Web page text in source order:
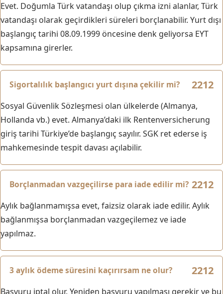
Evet. Doğumla Türk vatandaşı olup çıkma izni alanlar, Türk
vatandaşı olarak geçirdikleri süreleri borçlanabilir. Yurt dışı
başlangıç tarihi 08.09.1999 öncesine denk geliyorsa EYT
kapsamına girerler.
Sigortalılık başlangıcı yurt dışına çekilir mi?
Sosyal Güvenlik Sözleşmesi olan ülkelerde (Almanya,
Hollanda vb.) evet. Almanya’daki ilk Rentenversicherung
giriş tarihi Türkiye’de başlangıç sayılır. SGK ret ederse iş
mahkemesinde tespit davası açılabilir.
Borçlanmadan vazgeçilirse para iade edilir mi?
Aylık bağlanmamışsa evet, faizsiz olarak iade edilir. Aylık
bağlanmışsa borçlanmadan vazgeçilemez ve iade
yapılmaz.
3 aylık ödeme süresini kaçırırsam ne olur?
Başvuru iptal olur. Yeniden başvuru yapılması gerekir ve bu